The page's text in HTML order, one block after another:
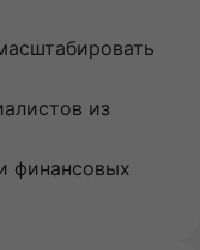
из
финансовых